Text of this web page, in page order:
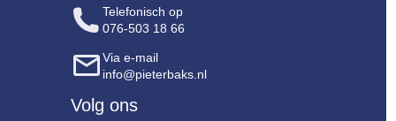
Telefonisch op
076-503 18 66
Via e-mail
info@pieterbaks.nl
Volg ons